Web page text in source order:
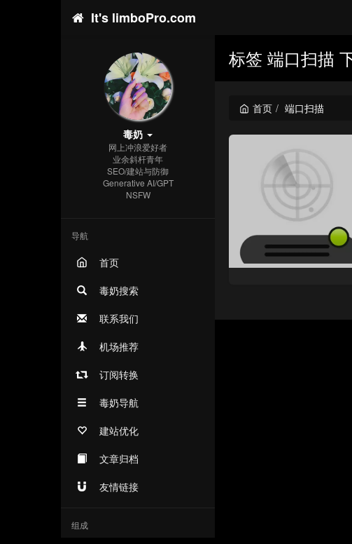
It's limboPro.com
毒奶
网上冲浪爱好者
业余斜杆青年
SEO/建站与防御
Generative AI/GPT
NSFW
导航
首页
毒奶搜索
联系我们
机场推荐
订阅转换
毒奶导航
建站优化
文章归档
友情链接
组成
标签 端口扫描
首页 端口扫描